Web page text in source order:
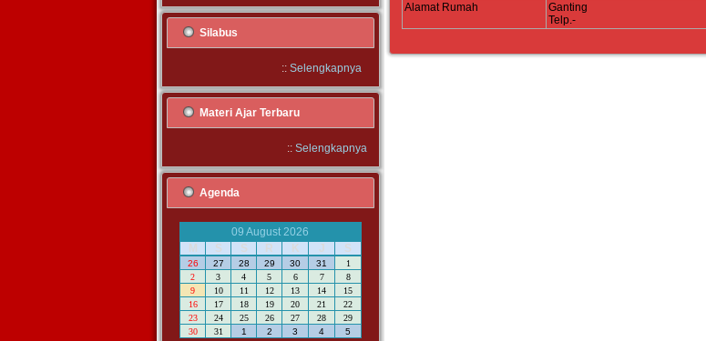
Silabus
:: Selengkapnya
Materi Ajar Terbaru
:: Selengkapnya
Agenda
09 August 2026
M
S S R K J S
26 27 28 29 30 31
1
2
3 4 5 6 7
8
9
10 11 12 13 14
15
16
17 18 19 20 21
22
23
24 25 26 27 28
29
30
31 1 2 3 4 5
Alamat Rumah
Ganting
Telp.-